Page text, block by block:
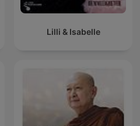
Lilli & Isabelle